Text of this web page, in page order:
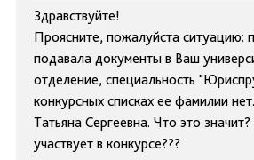
Здравствуйте!
Проясните, пожалуйста ситуацию:
подавала документы в Ваш
отделение, специальность
конкурсных списках ее фамилии
Татьяна Сергеевна. Что это
участвует в конкурсе???